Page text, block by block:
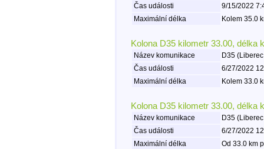
Čas události
9/15/2022
Maximální délka
Kolem 35.0
Kolona D35 kilometr 33.00, délka
Název komunikace
D35
Čas události
6/27/2022
Maximální délka
Kolem 33.0
Kolona D35 kilometr 33.00, délka
Název komunikace
D35
Čas události
6/27/2022
Maximální délka
Od 33.0 km